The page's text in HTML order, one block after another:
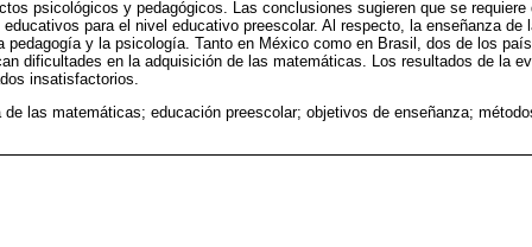
psicológicos y pedagógicos. Las conclusiones sugieren que se requiere
para el nivel educativo preescolar. Al respecto, la enseñanza de
pedagogía y la psicología. Tanto en México como en Brasil, dos de los
dificultades en la adquisición de las matemáticas. Los resultados de la
insatisfactorios.
de las matemáticas; educación preescolar; objetivos de enseñanza;